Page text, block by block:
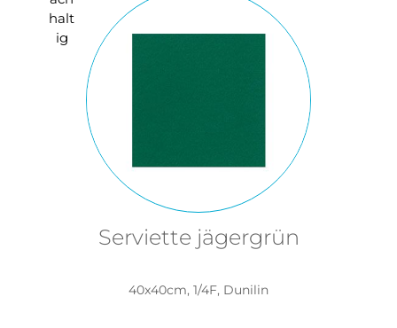
Serviette jägergrün
40x40cm, 1/4F, Dunilin